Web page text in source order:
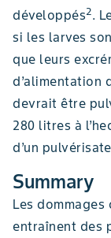
développés2.
si les larves
que leurs
d’alimentation
devrait être
280 litres à
d’un
Summary
Les dommages
entraînent des